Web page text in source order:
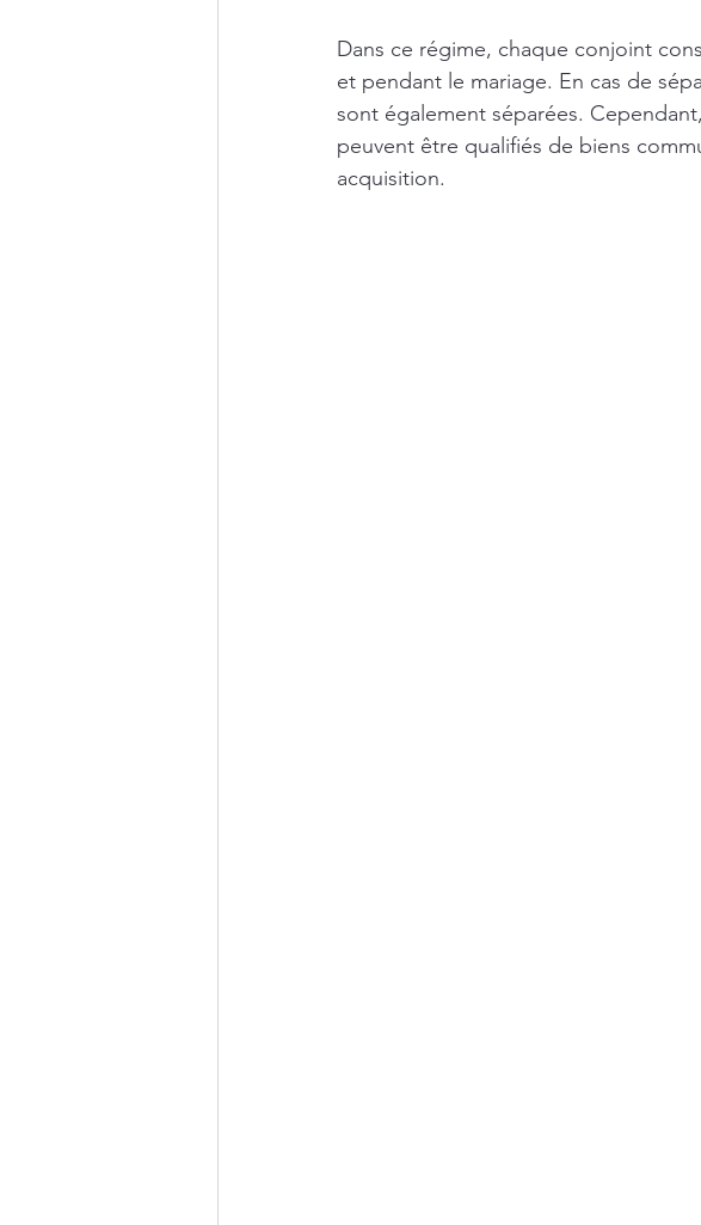
Dans ce régime, chaque conjoint
et pendant le mariage. En cas de
sont également séparées.
peuvent être qualifiés de biens
acquisition.